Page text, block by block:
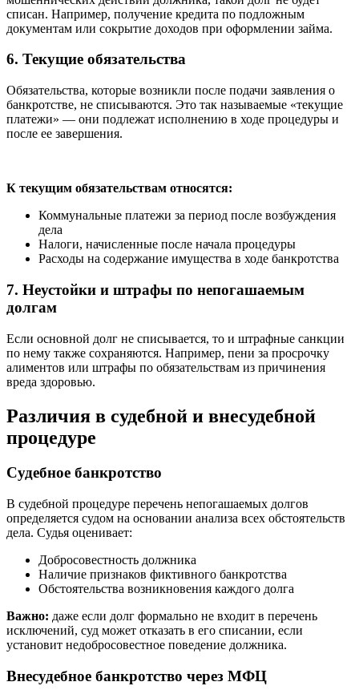
списан. Например, получение кредита по подложным
документам или сокрытие доходов при оформлении займа.
6. Текущие обязательства
Обязательства, которые возникли после подачи заявления о
банкротстве, не списываются. Это так называемые «текущие
платежи» — они подлежат исполнению в ходе процедуры и
после ее завершения.
К текущим обязательствам относятся:
Коммунальные платежи за период после возбуждения
дела
Налоги, начисленные после начала процедуры
Расходы на содержание имущества в ходе банкротства
7. Неустойки и штрафы по непогашаемым
долгам
Если основной долг не списывается, то и штрафные санкции
по нему также сохраняются. Например, пени за просрочку
алиментов или штрафы по обязательствам из причинения
вреда здоровью.
Различия в судебной и внесудебной
процедуре
Судебное банкротство
В судебной процедуре перечень непогашаемых долгов
определяется судом на основании анализа всех обстоятельств
дела. Судья оценивает:
Добросовестность должника
Наличие признаков фиктивного банкротства
Обстоятельства возникновения каждого долга
Важно: даже если долг формально не входит в перечень
исключений, суд может отказать в его списании, если
установит недобросовестное поведение должника.
Внесудебное банкротство через МФЦ